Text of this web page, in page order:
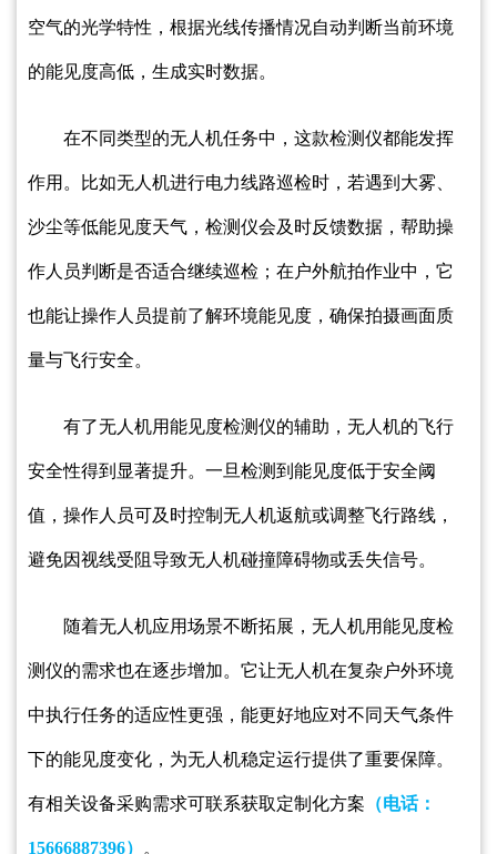
空气的光学特性，根据光线传播情况自动判断当前环境
的能见度高低，生成实时数据。
在不同类型的无人机任务中，这款检测仪都能发挥
作用。比如无人机进行电力线路巡检时，若遇到大雾、
沙尘等低能见度天气，检测仪会及时反馈数据，帮助操
作人员判断是否适合继续巡检；在户外航拍作业中，它
也能让操作人员提前了解环境能见度，确保拍摄画面质
量与飞行安全。
有了无人机用能见度检测仪的辅助，无人机的飞行
安全性得到显著提升。一旦检测到能见度低于安全阈
值，操作人员可及时控制无人机返航或调整飞行路线，
避免因视线受阻导致无人机碰撞障碍物或丢失信号。
随着无人机应用场景不断拓展，无人机用能见度检
测仪的需求也在逐步增加。它让无人机在复杂户外环境
中执行任务的适应性更强，能更好地应对不同天气条件
下的能见度变化，为无人机稳定运行提供了重要保障。
有相关设备采购需求可联系获取定制化方案 （电话：
15666887396） 。